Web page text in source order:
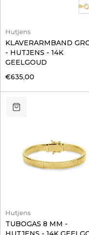
Hutjens
KLAVERARMBAND
- HUTJENS - 14K
GEELGOUD
€635,00
Hutjens
TUBOGAS 8 MM -